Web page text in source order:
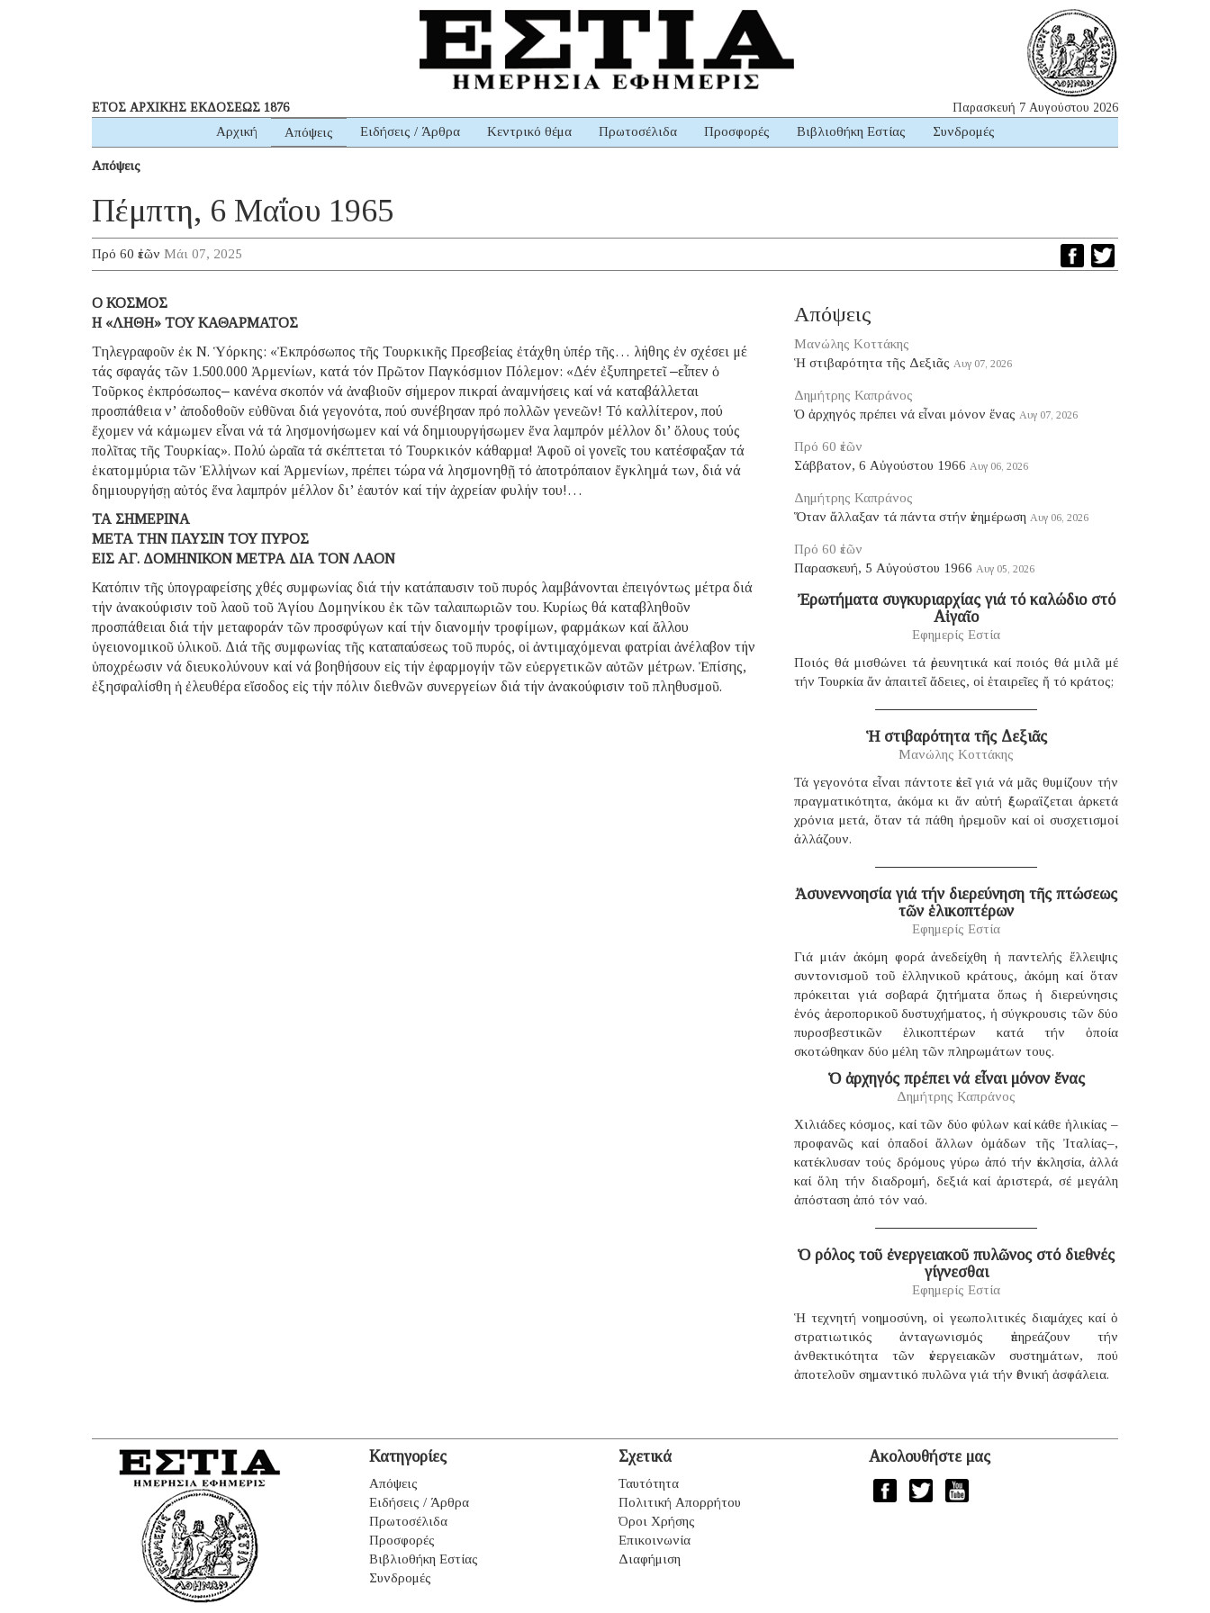
ΕΤΟΣ ΑΡΧΙΚΗΣ ΕΚΔΟΣΕΩΣ 1876 Παρασκευή 7 Αυγούστου 2026
Αρχική Απόψεις Ειδήσεις / Άρθρα Κεντρικό θέμα Πρωτοσέλιδα Προσφορές Βιβλιοθήκη Εστίας Συνδρομές
Απόψεις
Πέμπτη, 6 Μαΐου 1965
Πρό 60 ἐτῶν Μάι 07, 2025
O ΚΟΣΜΟΣ
Η «ΛΗΘΗ» ΤΟΥ ΚΑΘΑΡΜΑΤΟΣ
Τηλεγραφοῦν ἐκ Ν. Ὑόρκης: «Ἐκπρόσωπος τῆς Τουρκικῆς Πρεσβείας ἐτάχθη ὑπέρ τῆς… λήθης ἐν σχέσει μέ
τάς σφαγάς τῶν 1.500.000 Ἀρμενίων, κατά τόν Πρῶτον Παγκόσμιον Πόλεμον: «Δέν ἐξυπηρετεῖ ‒εἶπεν ὁ
Τοῦρκος ἐκπρόσωπος‒ κανένα σκοπόν νά ἀναβιοῦν σήμερον πικραί ἀναμνήσεις καί νά καταβάλλεται
προσπάθεια ν’ ἀποδοθοῦν εὐθῦναι διά γεγονότα, πού συνέβησαν πρό πολλῶν γενεῶν! Τό καλλίτερον, πού
ἔχομεν νά κάμωμεν εἶναι νά τά λησμονήσωμεν καί νά δημιουργήσωμεν ἕνα λαμπρόν μέλλον δι’ ὅλους τούς
πολῖτας τῆς Τουρκίας». Πολύ ὡραῖα τά σκέπτεται τό Τουρκικόν κάθαρμα! Ἀφοῦ οἱ γονεῖς του κατέσφαξαν τά
ἑκατομμύρια τῶν Ἑλλήνων καί Ἀρμενίων, πρέπει τώρα νά λησμονηθῇ τό ἀποτρόπαιον ἔγκλημά των, διά νά
δημιουργήσῃ αὐτός ἕνα λαμπρόν μέλλον δι’ ἑαυτόν καί τήν ἀχρείαν φυλήν του!…
ΤΑ ΣΗΜΕΡΙΝΑ
ΜΕΤΑ ΤΗΝ ΠΑΥΣΙΝ ΤΟΥ ΠΥΡΟΣ
ΕΙΣ ΑΓ. ΔΟΜΗΝΙΚΟΝ ΜΕΤΡΑ ΔΙΑ ΤΟΝ ΛΑΟΝ
Κατόπιν τῆς ὑπογραφείσης χθές συμφωνίας διά τήν κατάπαυσιν τοῦ πυρός λαμβάνονται ἐπειγόντως μέτρα διά
τήν ἀνακούφισιν τοῦ λαοῦ τοῦ Ἁγίου Δομηνίκου ἐκ τῶν ταλαιπωριῶν του. Κυρίως θά καταβληθοῦν
προσπάθειαι διά τήν μεταφοράν τῶν προσφύγων καί τήν διανομήν τροφίμων, φαρμάκων καί ἄλλου
ὑγειονομικοῦ ὑλικοῦ. Διά τῆς συμφωνίας τῆς καταπαύσεως τοῦ πυρός, οἱ ἀντιμαχόμεναι φατρίαι ἀνέλαβον τήν
ὑποχρέωσιν νά διευκολύνουν καί νά βοηθήσουν εἰς τήν ἐφαρμογήν τῶν εὐεργετικῶν αὐτῶν μέτρων. Ἐπίσης,
ἐξησφαλίσθη ἡ ἐλευθέρα εἴσοδος εἰς τήν πόλιν διεθνῶν συνεργείων διά τήν ἀνακούφισιν τοῦ πληθυσμοῦ.
Απόψεις
Μανώλης Κοττάκης
Ἡ στιβαρότητα τῆς Δεξιᾶς Αυγ 07, 2026
Δημήτρης Καπράνος
Ὁ ἀρχηγός πρέπει νά εἶναι μόνον ἕνας Αυγ 07, 2026
Πρό 60 ἐτῶν
Σάββατον, 6 Αὐγούστου 1966 Αυγ 06, 2026
Δημήτρης Καπράνος
Ὅταν ἄλλαξαν τά πάντα στήν ἐνημέρωση Αυγ 06, 2026
Πρό 60 ἐτῶν
Παρασκευή, 5 Αὐγούστου 1966 Αυγ 05, 2026
Ἐρωτήματα συγκυριαρχίας γιά τό καλώδιο στό
Αἰγαῖο
Εφημερίς Εστία
Ποιός θά μισθώνει τά ἐρευνητικά καί ποιός θά μιλᾶ μέ
τήν Τουρκία ἄν ἀπαιτεῖ ἄδειες, οἱ ἑταιρεῖες ἤ τό κράτος;
Ἡ στιβαρότητα τῆς Δεξιᾶς
Μανώλης Κοττάκης
Τά γεγονότα εἶναι πάντοτε ἐκεῖ γιά νά μᾶς θυμίζουν τήν
πραγματικότητα, ἀκόμα κι ἄν αὐτή ἐξωραΐζεται ἀρκετά
χρόνια μετά, ὅταν τά πάθη ἠρεμοῦν καί οἱ συσχετισμοί
ἀλλάζουν.
Ἀσυνεννοησία γιά τήν διερεύνηση τῆς πτώσεως
τῶν ἑλικοπτέρων
Εφημερίς Εστία
Γιά μιάν ἀκόμη φορά ἀνεδείχθη ἡ παντελής ἔλλειψις
συντονισμοῦ τοῦ ἑλληνικοῦ κράτους, ἀκόμη καί ὅταν
πρόκειται γιά σοβαρά ζητήματα ὅπως ἡ διερεύνησις
ἑνός ἀεροπορικοῦ δυστυχήματος, ἡ σύγκρουσις τῶν δύο
πυροσβεστικῶν ἑλικοπτέρων κατά τήν ὁποία
σκοτώθηκαν δύο μέλη τῶν πληρωμάτων τους.
Ὁ ἀρχηγός πρέπει νά εἶναι μόνον ἕνας
Δημήτρης Καπράνος
Χιλιάδες κόσμος, καί τῶν δύο φύλων καί κάθε ἡλικίας –
προφανῶς καί ὀπαδοί ἄλλων ὁμάδων τῆς Ἰταλίας–,
κατέκλυσαν τούς δρόμους γύρω ἀπό τήν ἐκκλησία, ἀλλά
καί ὅλη τήν διαδρομή, δεξιά καί ἀριστερά, σέ μεγάλη
ἀπόσταση ἀπό τόν ναό.
Ὁ ρόλος τοῦ ἐνεργειακοῦ πυλῶνος στό διεθνές
γίγνεσθαι
Εφημερίς Εστία
Ἡ τεχνητή νοημοσύνη, οἱ γεωπολιτικές διαμάχες καί ὁ
στρατιωτικός ἀνταγωνισμός ἐπηρεάζουν τήν
ἀνθεκτικότητα τῶν ἐνεργειακῶν συστημάτων, πού
ἀποτελοῦν σημαντικό πυλῶνα γιά τήν ἐθνική ἀσφάλεια.
Κατηγορίες
Απόψεις
Ειδήσεις / Άρθρα
Πρωτοσέλιδα
Προσφορές
Βιβλιοθήκη Εστίας
Συνδρομές
Σχετικά
Ταυτότητα
Πολιτική Απορρήτου
Όροι Χρήσης
Επικοινωνία
Διαφήμιση
Ακολουθήστε μας